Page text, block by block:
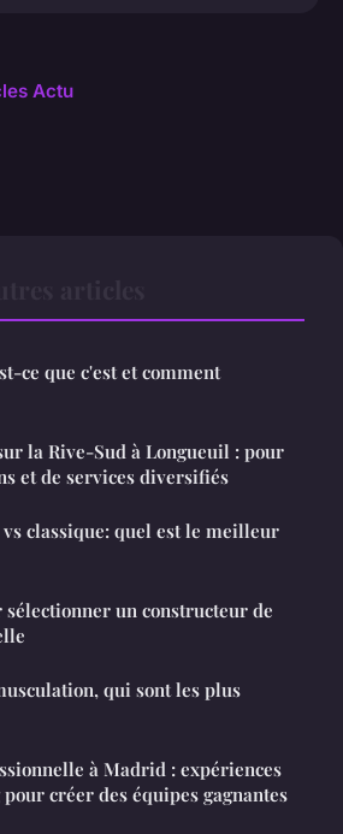
Actu
ce que c'est et comment
la Rive-Sud à Longueuil : pour
et de services diversifiés
classique: quel est le meilleur
un constructeur de
qui sont les plus
à Madrid : expériences
créer des équipes gagnantes